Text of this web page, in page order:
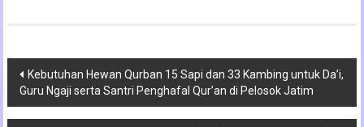
Navigasi
pos
Kebutuhan Hewan Qurban 15 Sapi dan 33 Kambing untuk Da’i,
Guru Ngaji serta Santri Penghafal Qur’an di Pelosok Jatim